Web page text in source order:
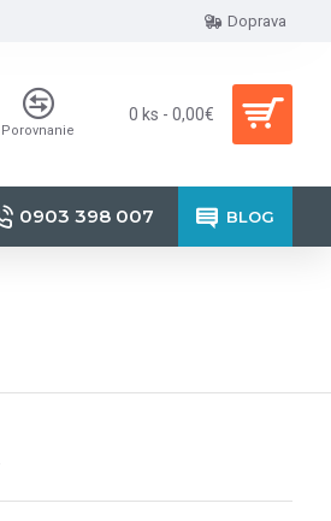
Doprava
Porovnanie
0 ks - 0,00€
0903 398 007 BLOG